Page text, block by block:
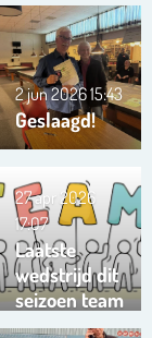
Geslaagd!
2 jun 202615:43
Laatste
wedstrijd dit
seizoen team
Trianta 01
27 apr 2026
17:07